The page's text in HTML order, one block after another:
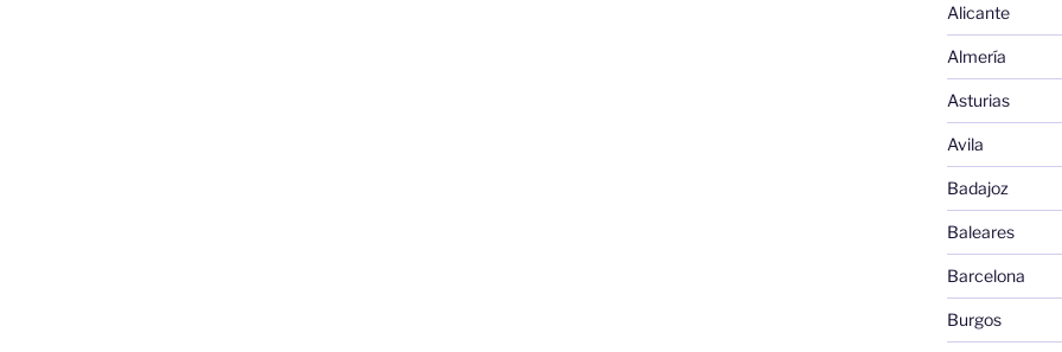
Alicante
Almería
Asturias
Avila
Badajoz
Baleares
Barcelona
Burgos